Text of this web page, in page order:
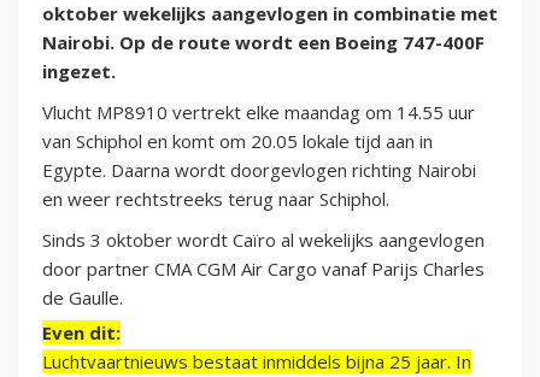
oktober wekelijks aangevlogen in combinatie met
Nairobi. Op de route wordt een Boeing 747-400F
ingezet.
Vlucht MP8910 vertrekt elke maandag om 14.55 uur
van Schiphol en komt om 20.05 lokale tijd aan in
Egypte. Daarna wordt doorgevlogen richting Nairobi
en weer rechtstreeks terug naar Schiphol.
Sinds 3 oktober wordt Caïro al wekelijks aangevlogen
door partner CMA CGM Air Cargo vanaf Parijs Charles
de Gaulle.
Even dit:
Luchtvaartnieuws bestaat inmiddels bijna 25 jaar. In